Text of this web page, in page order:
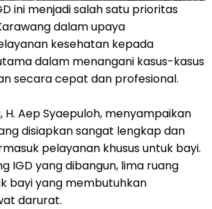
ini menjadi salah satu prioritas
dalam upaya
kesehatan kepada
dalam menangani kasus-kasus
secara cepat dan profesional.
H. Aep Syaepuloh, menyampaikan
disiapkan sangat lengkap dan
pelayanan khusus untuk bayi.
IGD yang dibangun, lima ruang
bayi yang membutuhkan
darurat.